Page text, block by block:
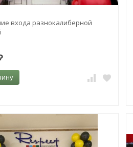
входа разнокалиберной